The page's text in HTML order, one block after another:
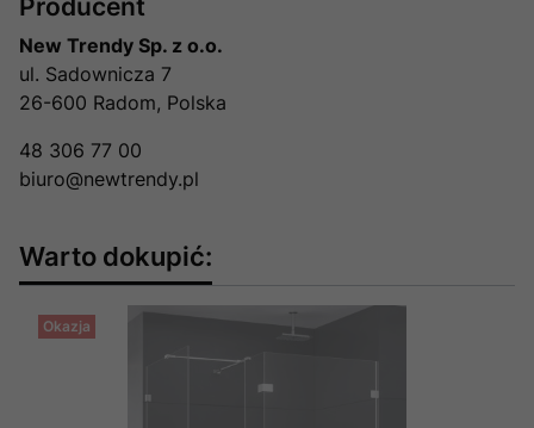
Producent
New Trendy Sp. z o.o.
ul. Sadownicza 7
26-600 Radom, Polska
48 306 77 00
biuro@newtrendy.pl
Warto dokupić:
Okazja